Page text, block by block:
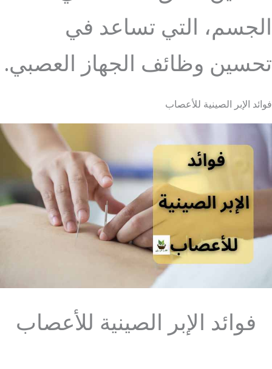
الجسم، التي تساعد في
تحسين وظائف الجهاز العصبي.
فوائد الإبر الصينية للأعصاب
فوائد الإبر الصينية للأعصاب